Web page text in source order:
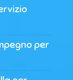
per